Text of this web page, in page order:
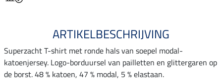
ARTIKELBESCHRIJVING
Superzacht T-shirt met ronde hals van soepel modal-
katoenjersey. Logo-borduursel van pailletten en glittergaren op
de borst. 48 % katoen, 47 % modal, 5 % elastaan.